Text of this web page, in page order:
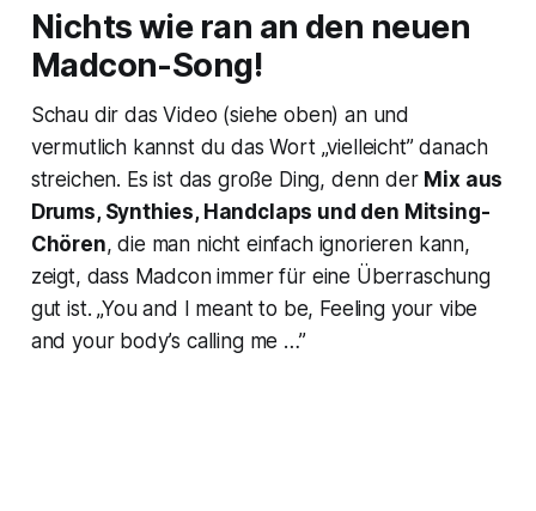
Nichts wie ran an den neuen
Madcon-Song!
Schau dir das Video (siehe oben) an und
vermutlich kannst du das Wort „vielleicht” danach
streichen. Es ist das große Ding, denn der Mix aus
Drums, Synthies, Handclaps und den Mitsing-
Chören, die man nicht einfach ignorieren kann,
zeigt, dass Madcon immer für eine Überraschung
gut ist. „You and I meant to be, Feeling your vibe
and your body’s calling me …”